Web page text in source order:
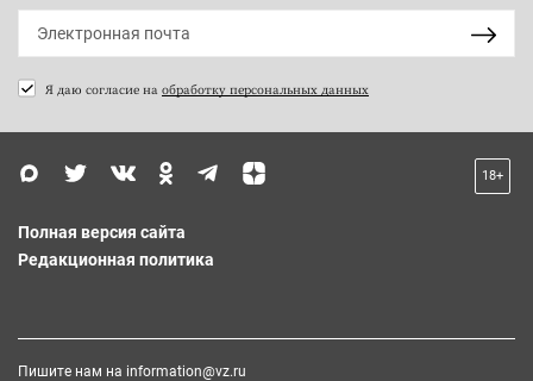
Я даю согласие на обработку персональных данных
18+
Полная версия сайта
Редакционная политика
Пишите нам на information@vz.ru